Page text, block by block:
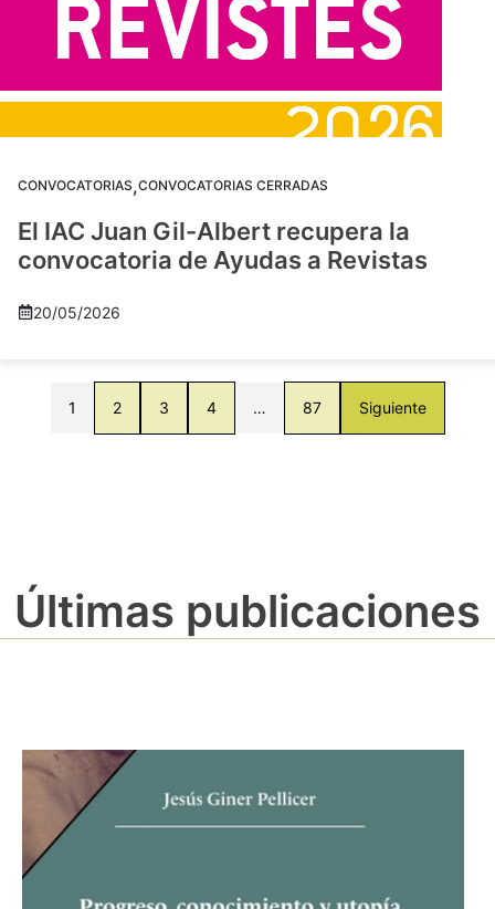
CONVOCATORIAS,CONVOCATORIAS CERRADAS
El IAC Juan Gil-Albert recupera la
convocatoria de Ayudas a Revistas
20/05/2026
1 2 3 4 … 87 Siguiente
Últimas publicaciones